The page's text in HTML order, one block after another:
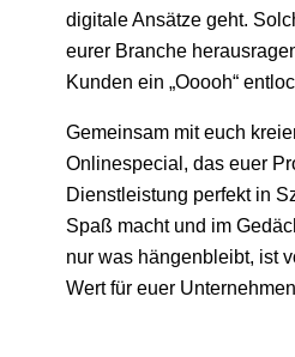
DIGITAL
digitale Ansätze geht.
eurer Branche
Kunden ein „Ooooh“
Gemeinsam mit euch
Onlinespecial, das euer
Dienstleistung perfekt in
Spaß macht und im
nur was hängenbleibt, ist
Wert für euer